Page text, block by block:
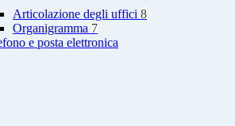
Articolazione degli uffici 8
Organigramma 7
e posta elettronica